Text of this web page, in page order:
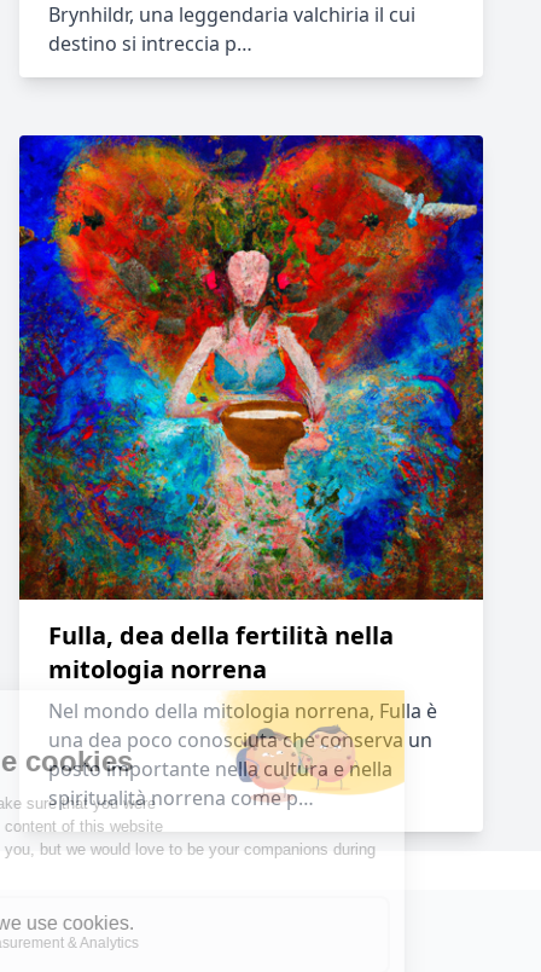
Brynhildr, una leggendaria valchiria il cui
destino si intreccia p…
Fulla, dea della fertilità nella
mitologia norrena
Nel mondo della mitologia norrena, Fulla è
una dea poco conosciuta che conserva un
posto importante nella cultura e nella
spiritualità norrena come p…